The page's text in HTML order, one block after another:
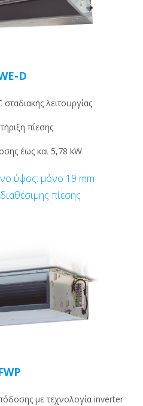
D
σταδιακής λειτουργίας
πίεσης
έως και 5,78 kW
ύψος: μόνο 19 mm
πίεσης
με τεχνολογία inverter